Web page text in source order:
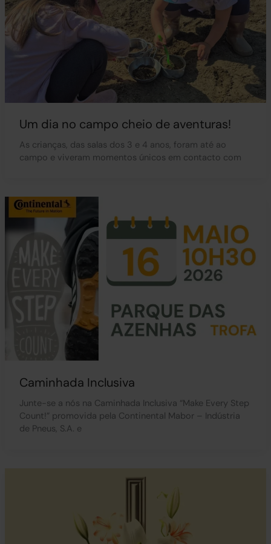
Um dia no campo cheio de aventuras!
As crianças, das salas dos 3 e 4 anos, foram até ao
campo e viveram momentos únicos em contacto com
Caminhada Inclusiva
Junte-se a nós na Caminhada Inclusiva “Make Every Step
Count!” promovida pela Continental Mabor – Indústria
de Pneus, S.A. e